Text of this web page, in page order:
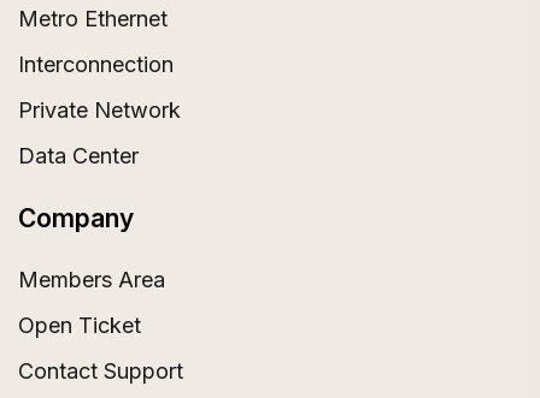
Metro Ethernet
Interconnection
Private Network
Data Center
Company
Members Area
Open Ticket
Contact Support